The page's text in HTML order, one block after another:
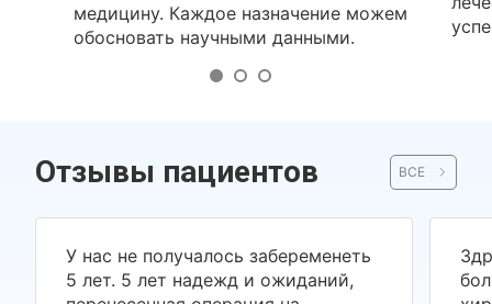
медицину. Каждое назначение можем
обосновать научными данными.
Отзывы пациентов ВСЕ
У нас не получалось забеременеть
5 лет. 5 лет надежд и ожиданий,